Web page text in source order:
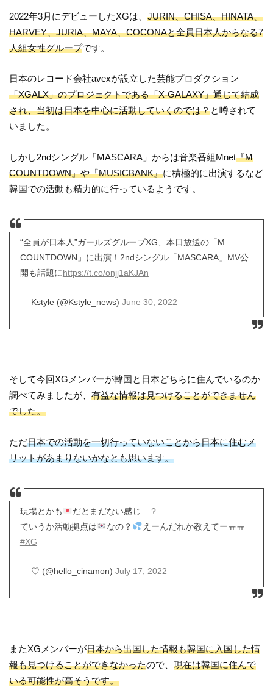
2022年3月にデビューしたXGは、JURIN、CHISA、HINATA、
HARVEY、JURIA、MAYA、COCONAと全員日本人からなる7
人組女性グループです。
日本のレコード会社avexが設立した芸能プロダクション
「XGALX」のプロジェクトである「X-GALAXY」通じて結成
され、当初は日本を中心に活動していくのでは？と噂されて
いました。
しかし2ndシングル「MASCARA」からは音楽番組Mnet『M
COUNTDOWN』や『MUSICBANK』に積極的に出演するなど
韓国での活動も精力的に行っているようです。
“全員が日本人”ガールズグループXG、本日放送の「M
COUNTDOWN」に出演！2ndシングル「MASCARA」MV公
開も話題にhttps://t.co/onjj1aKJAn
— Kstyle (@Kstyle_news) June 30, 2022
そして今回XGメンバーが韓国と日本どちらに住んでいるのか
調べてみましたが、有益な情報は見つけることができません
でした。
ただ日本での活動を一切行っていないことから日本に住むメ
リットがあまりないかなとも思います。
現場とかも
だとまだない感じ…？
ていうか活動拠点は
なの？
えーんだれか教えてーㅠㅠ
#XG
— ♡ (@hello_cinamon) July 17, 2022
またXGメンバーが日本から出国した情報も韓国に入国した情
報も見つけることができなかったので、現在は韓国に住んで
いる可能性が高そうです。